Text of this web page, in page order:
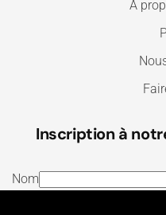
À
Inscription à
Nom